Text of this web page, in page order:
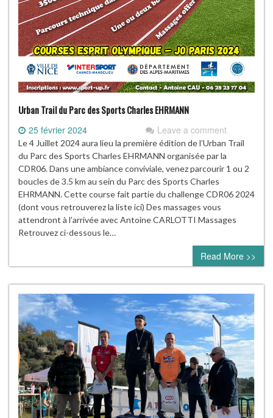
Urban Trail du Parc des Sports Charles EHRMANN
25 février 2024 Leave a comment
Le 4 Juillet 2024 aura lieu la première édition de l’Urban Trail
du Parc des Sports Charles EHRMANN organisée par la
CDR06. Dans une ambiance conviviale, venez parcourir 1 ou 2
boucles de 3.5 km au sein du Parc des Sports Charles
EHRMANN. Cette course fait partie du challenge CDR06 2024
(dont vous retrouverez la liste ici) Des massages vous
attendront à l’arrivée avec Antoine CARLOTTI Massages
Retrouvez ci-dessous le…
Read More >>